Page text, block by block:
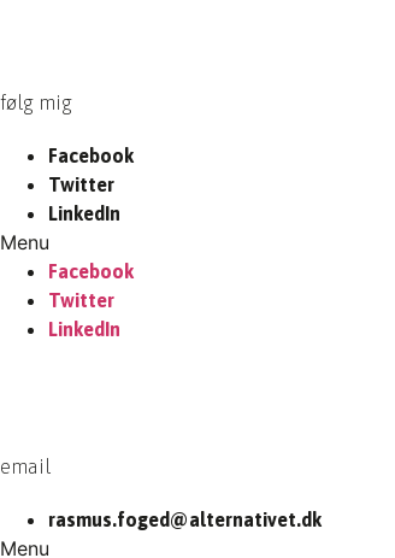
følg mig
Facebook
Twitter
LinkedIn
Menu
Facebook
Twitter
LinkedIn
email
rasmus.foged@alternativet.dk
Menu